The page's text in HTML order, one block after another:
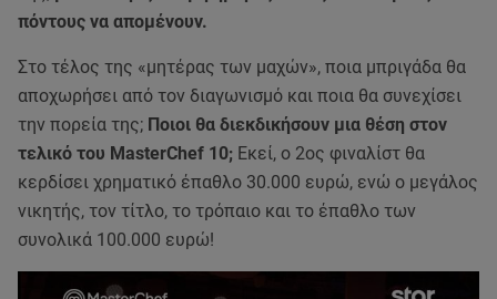
πόντους να απομένουν.
Στο τέλος της «μητέρας των μαχών», ποια μπριγάδα θα
αποχωρήσει από τον διαγωνισμό και ποια θα συνεχίσει
την πορεία της; Ποιοι θα διεκδικήσουν μια θέση στον
τελικό του MasterChef 10; Εκεί, ο 2ος φιναλίστ θα
κερδίσει χρηματικό έπαθλο 30.000 ευρώ, ενώ ο μεγάλος
νικητής, τον τίτλο, το τρόπαιο και το έπαθλο των
συνολικά 100.000 ευρώ!